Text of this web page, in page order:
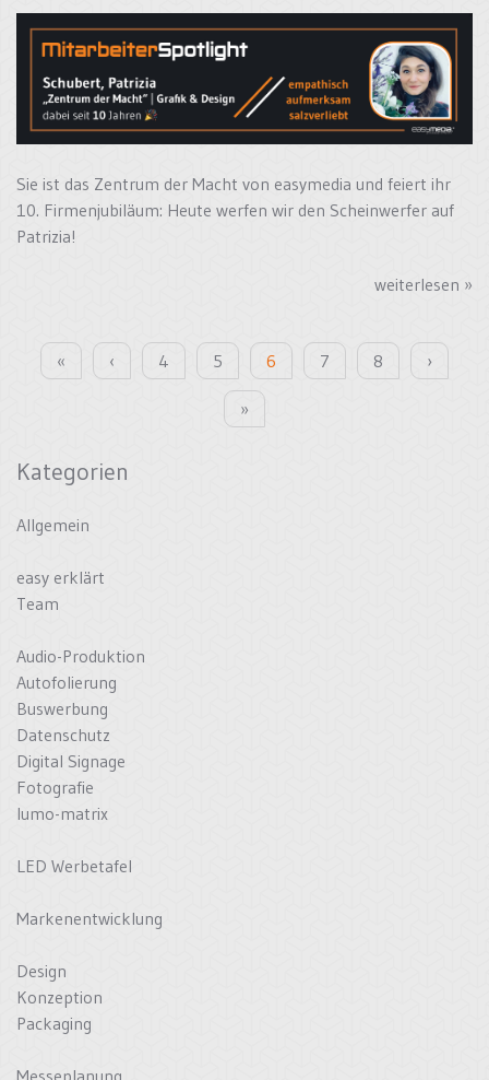
Sie ist das Zentrum der Macht von easymedia und feiert ihr
10. Firmenjubiläum: Heute werfen wir den Scheinwerfer auf
Patrizia!
weiterlesen »
« ‹ 4 5 6 7 8 ›
»
Kategorien
Allgemein
easy erklärt
Team
Audio-Produktion
Autofolierung
Buswerbung
Datenschutz
Digital Signage
Fotografie
lumo-matrix
LED Werbetafel
Markenentwicklung
Design
Konzeption
Packaging
Messeplanung